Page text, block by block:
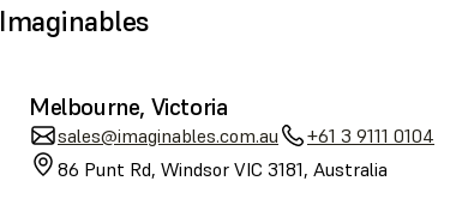
Imaginables
Melbourne, Victoria
sales@imaginables.com.au
+61 3 9111 0104
86 Punt Rd, Windsor VIC 3181, Australia